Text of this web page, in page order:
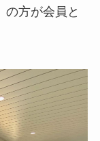
の方が会員と